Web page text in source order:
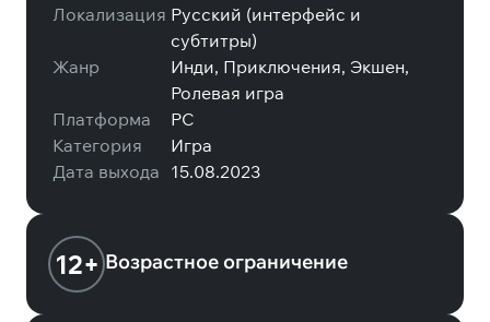
Локализация Русский (интерфейс и
субтитры)
Жанр
Инди, Приключения, Экшен,
Ролевая игра
Платформа
PC
Категория
Игра
Дата выхода 15.08.2023
12+ Возрастное ограничение